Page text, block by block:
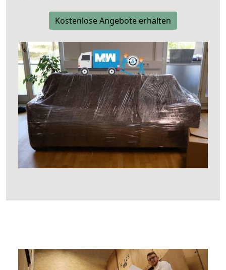
Kostenlose Angebote erhalten